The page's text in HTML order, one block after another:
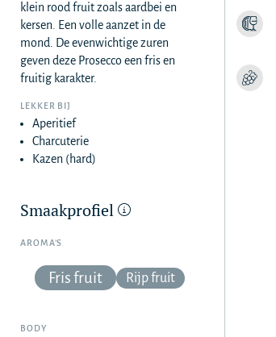
klein rood fruit zoals aardbei en
kersen. Een volle aanzet in de
mond. De evenwichtige zuren
geven deze Prosecco een fris en
fruitig karakter.
LEKKER BIJ
Aperitief
Charcuterie
Kazen (hard)
Smaakprofiel
AROMA’S
Fris fruit Rijp fruit
BODY